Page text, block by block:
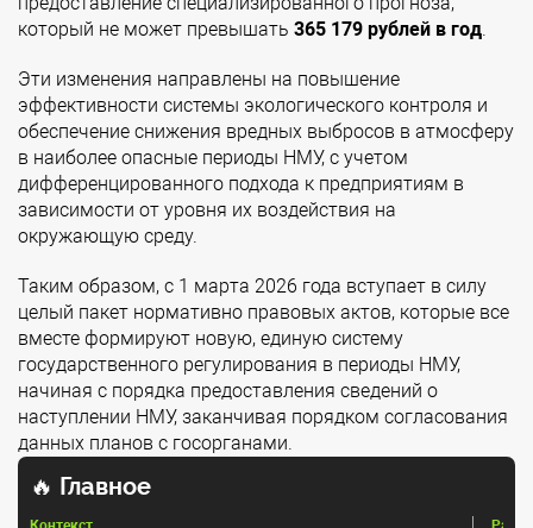
который не может превышать 365 179 рублей в год.
Эти изменения направлены на повышение
эффективности системы экологического контроля и
обеспечение снижения вредных выбросов в атмосферу
в наиболее опасные периоды НМУ, с учетом
дифференцированного подхода к предприятиям в
зависимости от уровня их воздействия на
окружающую среду.
Таким образом, с 1 марта 2026 года вступает в силу
целый пакет нормативно правовых актов, которые все
вместе формируют новую, единую систему
государственного регулирования в периоды НМУ,
начиная с порядка предоставления сведений о
наступлении НМУ, заканчивая порядком согласования
данных планов с госорганами.
🔥 Главное